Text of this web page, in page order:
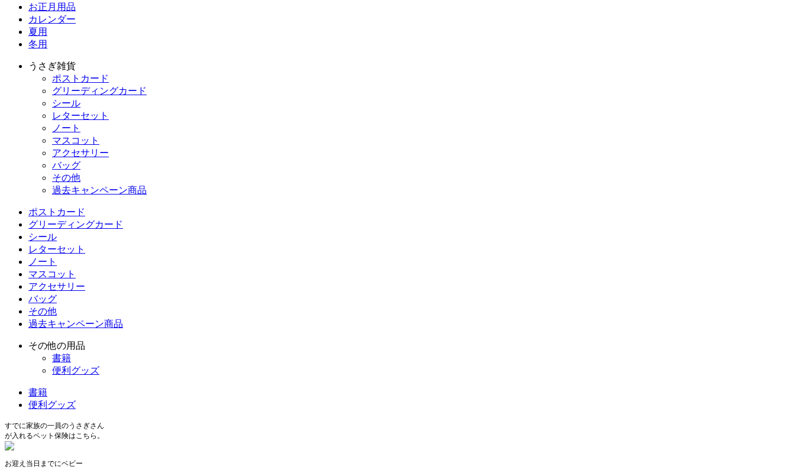
お正月用品
カレンダー
夏用
冬用
うさぎ雑貨
ポストカード
グリーディングカード
シール
レターセット
ノート
マスコット
アクセサリー
バッグ
その他
過去キャンペーン商品
ポストカード
グリーディングカード
シール
レターセット
ノート
マスコット
アクセサリー
バッグ
その他
過去キャンペーン商品
その他の用品
書籍
便利グッズ
書籍
便利グッズ
すでに家族の一員のうさぎさん
が入れるペット保険はこちら。
お迎え当日までにベビー